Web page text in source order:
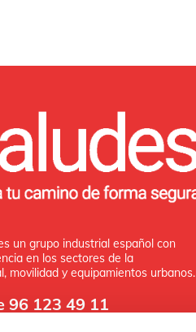
un grupo industrial español con
en los sectores de la
movilidad y equipamientos urbanos.
96 123 49 11